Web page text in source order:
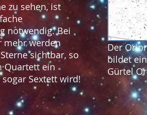
Der
bildet
Gürtel
zu sehen, ist
notwendig. Bei
mehr werden
sichtbar, so
Quartett ein
Sextett wird!